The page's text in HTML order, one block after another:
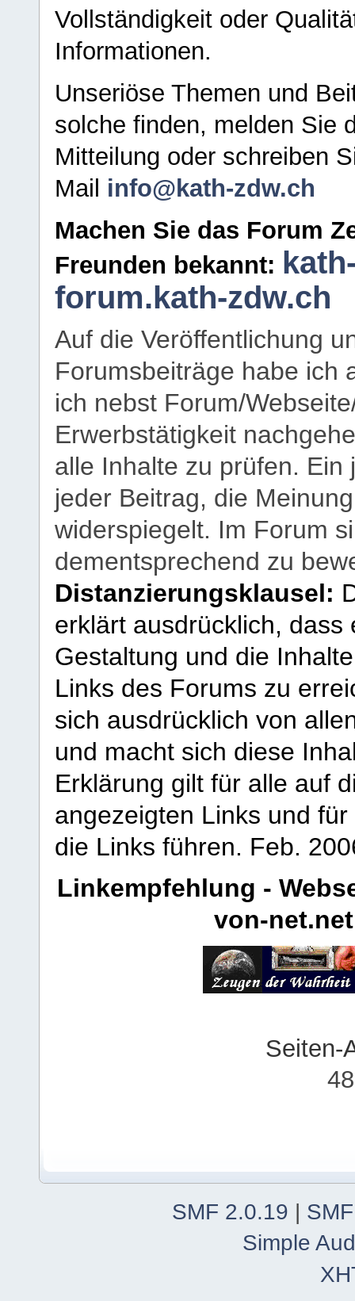
Vollständigkeit oder
Informationen.
Unseriöse Themen und
solche finden, melden Sie
Mitteilung oder schreiben
Mail info@kath-zdw.ch
Machen Sie das Forum
Freunden bekannt:
forum.kath-zdw.ch
Auf die Veröffentlichung
Forumsbeiträge habe ich
ich nebst Forum/
Erwerbstätigkeit
alle Inhalte zu prüfen.
jeder Beitrag, die
widerspiegelt. Im Forum
dementsprechend zu
Distanzierungsklausel:
erklärt ausdrücklich,
Gestaltung und die
Links des Forums zu
sich ausdrücklich von
und macht sich diese
Erklärung gilt für alle auf
angezeigten Links und
die Links führen. Feb.
Linkempfehlung -
von-net.net
Seiten-
SMF 2.0.19 |
Simple